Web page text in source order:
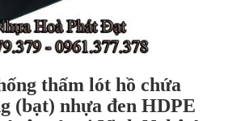
thấm lót hồ chứa
(bạt) nhựa đen HDPE